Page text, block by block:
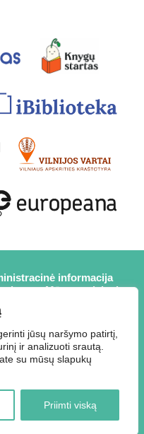
jūsų naršymo patirtį,
ir analizuoti srautą.
su mūsų slapukų
Priimti viską
informacija
Mūsų projektai
viešoji biblioteka,
g. 2, LT-26110
el.p.:
asmenų registre,